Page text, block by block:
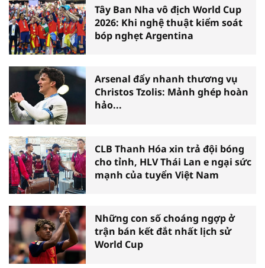
Tây Ban Nha vô địch World Cup
2026: Khi nghệ thuật kiểm soát
bóp nghẹt Argentina
Arsenal đẩy nhanh thương vụ
Christos Tzolis: Mảnh ghép hoàn
hảo...
CLB Thanh Hóa xin trả đội bóng
cho tỉnh, HLV Thái Lan e ngại sức
mạnh của tuyển Việt Nam
Những con số choáng ngợp ở
trận bán kết đắt nhất lịch sử
World Cup